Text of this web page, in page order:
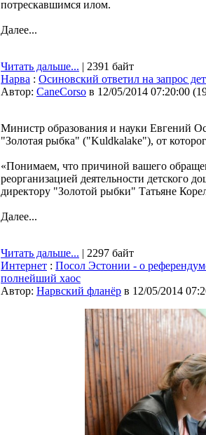
потрескавшимся илом.
Далее...
Читать дальше... | 2391 байт
Нарва : Осиновский ответил на запрос
Автор: CaneCorso в 12/05/2014 07:20:00 (
Министр образования и науки Евгений
"Золотая рыбка" ("Kuldkalake"), от
«Понимаем, что причиной вашего
реорганизацией деятельности детского
директору "Золотой рыбки" Татьяне
Далее...
Читать дальше... | 2297 байт
Интернет : Посол Эстонии - о
полнейший хаос
Автор: Нарвский фланёр в 12/05/2014